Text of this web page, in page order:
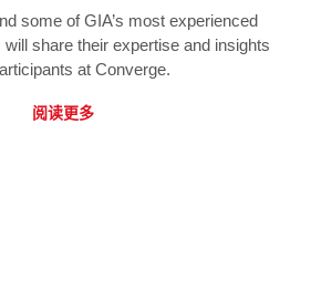
some of GIA’s most experienced
share their expertise and insights
at Converge.
阅读更多